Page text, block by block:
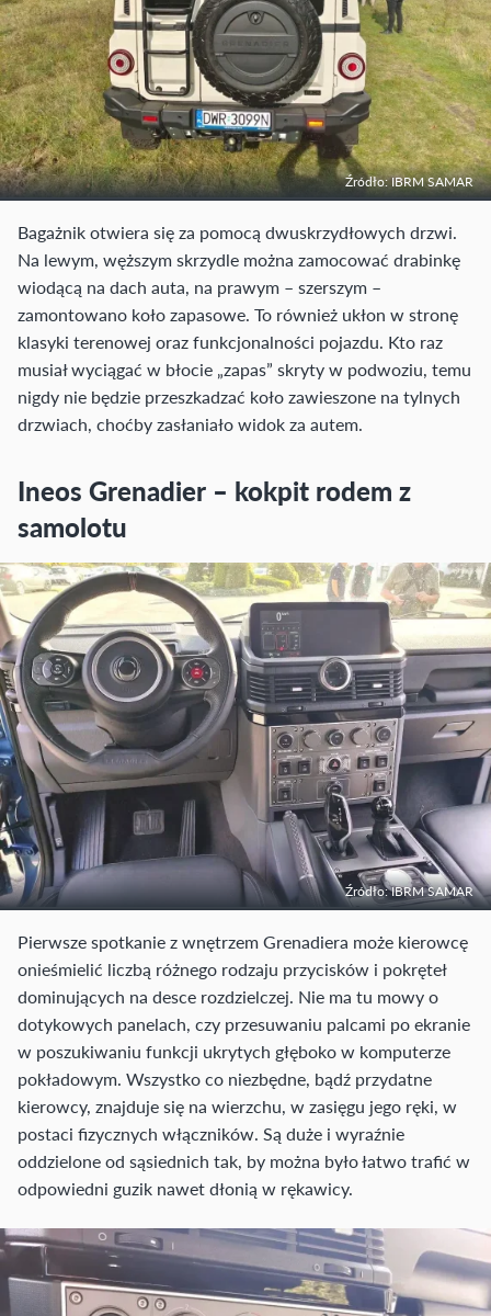
Źródło: IBRM SAMAR
Bagażnik otwiera się za pomocą dwuskrzydłowych drzwi.
Na lewym, węższym skrzydle można zamocować drabinkę
wiodącą na dach auta, na prawym – szerszym –
zamontowano koło zapasowe. To również ukłon w stronę
klasyki terenowej oraz funkcjonalności pojazdu. Kto raz
musiał wyciągać w błocie „zapas” skryty w podwoziu, temu
nigdy nie będzie przeszkadzać koło zawieszone na tylnych
drzwiach, choćby zasłaniało widok za autem.
Ineos Grenadier – kokpit rodem z
samolotu
Źródło: IBRM SAMAR
Pierwsze spotkanie z wnętrzem Grenadiera może kierowcę
onieśmielić liczbą różnego rodzaju przycisków i pokręteł
dominujących na desce rozdzielczej. Nie ma tu mowy o
dotykowych panelach, czy przesuwaniu palcami po ekranie
w poszukiwaniu funkcji ukrytych głęboko w komputerze
pokładowym. Wszystko co niezbędne, bądź przydatne
kierowcy, znajduje się na wierzchu, w zasięgu jego ręki, w
postaci fizycznych włączników. Są duże i wyraźnie
oddzielone od sąsiednich tak, by można było łatwo trafić w
odpowiedni guzik nawet dłonią w rękawicy.